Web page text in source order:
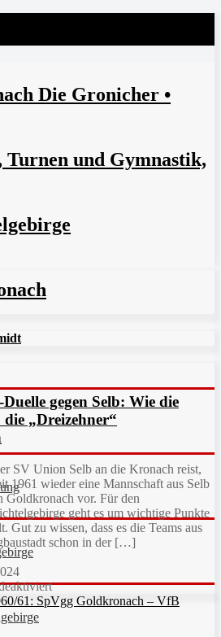
Die Gronicher •
und Gymnastik,
gegen Selb: Wie die
„Dreizehner“
SV Union Selb an die Kronach reist,
1961 wieder eine Mannschaft aus Selb
Goldkronach vor. Für den
geht es um wichtige Punkte
Gut zu wissen, dass es die Teams aus
schon in der […]